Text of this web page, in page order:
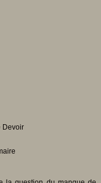
Devoir